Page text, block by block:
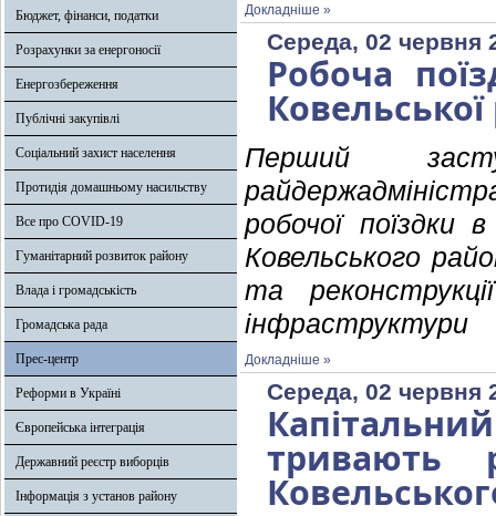
Бюджет, фінанси, податки
Розрахунки за енергоносії
Енергозбереження
Публічні закупівлі
Соціальний захист населення
Протидія домашньому насильству
Все про COVID-19
Гуманітарний розвиток району
Влада і громадськість
Громадська рада
Прес-центр
Реформи в Україні
Європейська інтеграція
Державний реєстр виборців
Інформація з установ району
Докладніше »
Середа, 02 червня
Робоча
Перший
робочої поїздки
Ковельського
та
інфраструктури
Докладніше »
Середа, 02 червня
тривають